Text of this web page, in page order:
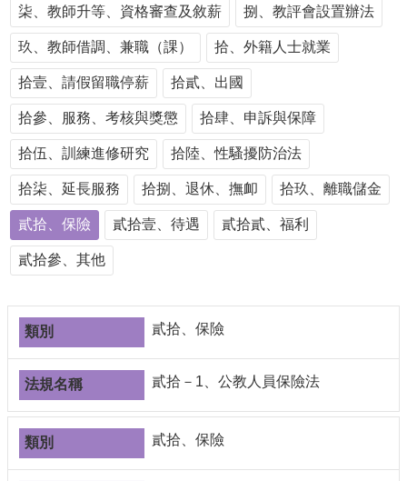
站
導
覽
常
見
問
答
關
於
秘
書
室
服
隊
規
彙
行
柒、教師升等、資格審查及敘薪 捌、教評會設置辦法
玖、教師借調、兼職（課） 拾、外籍人士就業
拾壹、請假留職停薪 拾貳、出國
拾參、服務、考核與獎懲 拾肆、申訴與保障
拾伍、訓練進修研究 拾陸、性騷擾防治法
拾柒、延長服務 拾捌、退休、撫卹 拾玖、離職儲金
貳拾、保險 貳拾壹、待遇 貳拾貳、福利
貳拾參、其他
貳拾、保險
貳拾－1、公教人員保險法
貳拾、保險